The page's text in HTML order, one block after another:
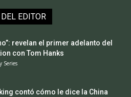
EDITOR
revelan el primer adelanto del
con Tom Hanks
Series
contó cómo le dice la China